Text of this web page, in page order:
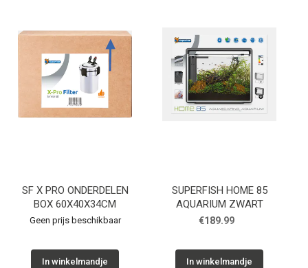
Cadeaubon
Contact
SF X PRO ONDERDELEN
BOX 60X40X34CM
Geen prijs beschikbaar
In winkelmandje
SUPERFISH HOME 85
AQUARIUM ZWART
€189.99
In winkelmandje